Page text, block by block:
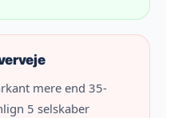
mere end 35-
5 selskaber